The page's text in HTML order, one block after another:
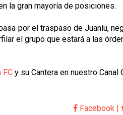
la gran mayoría de posiciones.
por el traspaso de Juanlu,
el grupo que estará a las
FC y su Cantera en nuestro Canal
Facebook |